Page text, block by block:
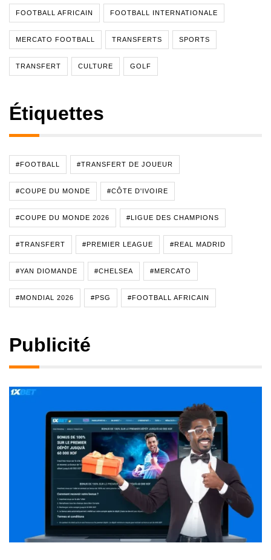
FOOTBALL AFRICAIN FOOTBALL INTERNATIONALE
MERCATO FOOTBALL TRANSFERTS SPORTS
TRANSFERT CULTURE GOLF
Étiquettes
#FOOTBALL #TRANSFERT DE JOUEUR
#COUPE DU MONDE #CÔTE D'IVOIRE
#COUPE DU MONDE 2026 #LIGUE DES CHAMPIONS
#TRANSFERT #PREMIER LEAGUE #REAL MADRID
#YAN DIOMANDE #CHELSEA #MERCATO
#MONDIAL 2026 #PSG #FOOTBALL AFRICAIN
Publicité